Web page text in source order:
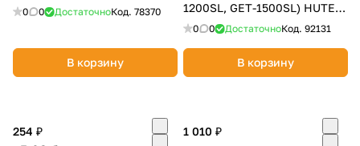
0 0 ДостаточноКод. 78370
В корзину
1200SL, GET-1500SL) HUTER
71/2/38
0 0 ДостаточноКод. 92131
В корзину
254 ₽
1 010 ₽
% будут
списыватьсяс вашей карты
по 25%каждые 2 недели